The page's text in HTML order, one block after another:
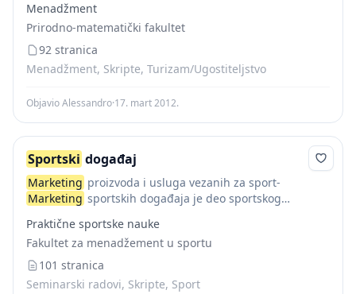
razmene. Dinamičan razvoj sportskog marketinga
usledio je nakon...
Menadžment
Prirodno-matematički fakultet
92 stranica
Menadžment, Skripte, Turizam/Ugostiteljstvo
Objavio Alessandro·17. mart 2012.
Sportski događaj
Marketing proizvoda i usluga vezanih za sport-
Marketing sportskih događaja je deo sportskog
proizvoda i usluga. Navedeni proizvodi odnose se na
sportsku...
Praktične sportske nauke
Fakultet za menadžement u sportu
101 stranica
Seminarski radovi, Skripte, Sport